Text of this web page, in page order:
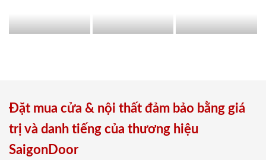
Đặt mua cửa & nội thất đảm bảo bằng giá
trị và danh tiếng của thương hiệu
SaigonDoor